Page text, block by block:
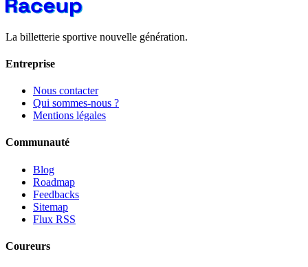
La billetterie sportive nouvelle génération.
Entreprise
Nous contacter
Qui sommes-nous ?
Mentions légales
Communauté
Blog
Roadmap
Feedbacks
Sitemap
Flux RSS
Coureurs